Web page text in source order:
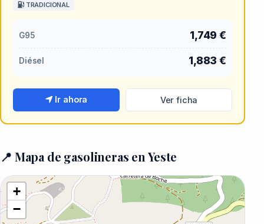
TRADICIONAL
G95 1,749 €
Diésel 1,883 €
Ir ahora Ver ficha
📍 Mapa de gasolineras en Yeste
+
−